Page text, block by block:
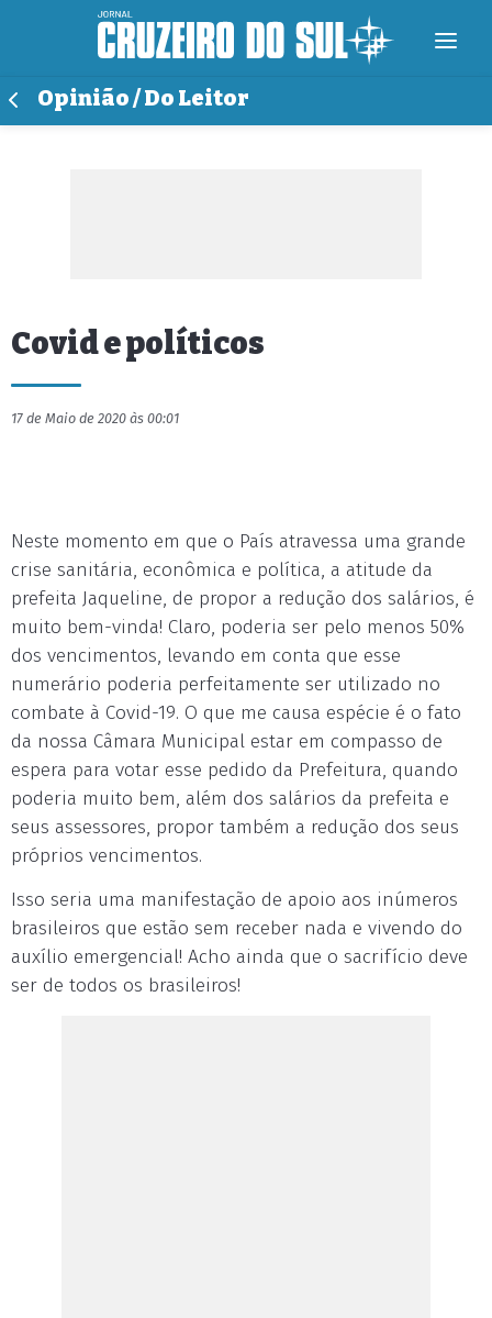
Opinião / Do Leitor
Covid e políticos
17 de Maio de 2020 às 00:01
Neste momento em que o País atravessa uma grande
crise sanitária, econômica e política, a atitude da
prefeita Jaqueline, de propor a redução dos salários, é
muito bem-vinda! Claro, poderia ser pelo menos 50%
dos vencimentos, levando em conta que esse
numerário poderia perfeitamente ser utilizado no
combate à Covid-19. O que me causa espécie é o fato
da nossa Câmara Municipal estar em compasso de
espera para votar esse pedido da Prefeitura, quando
poderia muito bem, além dos salários da prefeita e
seus assessores, propor também a redução dos seus
próprios vencimentos.
Isso seria uma manifestação de apoio aos inúmeros
brasileiros que estão sem receber nada e vivendo do
auxílio emergencial! Acho ainda que o sacrifício deve
ser de todos os brasileiros!